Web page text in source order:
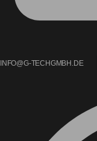
INFO@G-TECHGMBH.DE